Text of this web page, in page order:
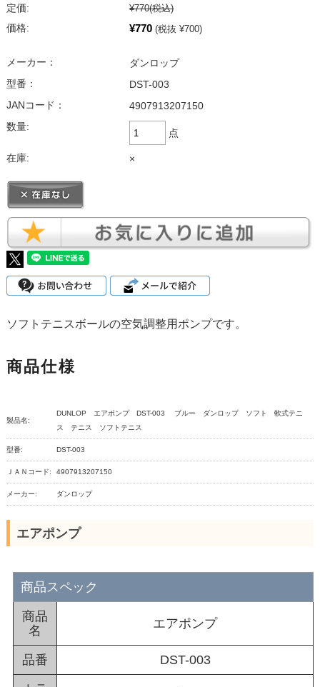
定価: ¥770(税込)
価格:
¥770 (税抜 ¥700)
メーカー：
ダンロップ
型番：
DST-003
JANコード：
4907913207150
数量:
点
在庫: ×
ソフトテニスボールの空気調整用ポンプです。
商品仕様
製品名:
DUNLOP エアポンプ DST-003 ブルー ダンロップ ソフト 軟式テニ
ス テニス ソフトテニス
型番: DST-003
ＪＡＮコード: 4907913207150
メーカー: ダンロップ
エアポンプ
商品スペック
商品
名
エアポンプ
品番 DST-003